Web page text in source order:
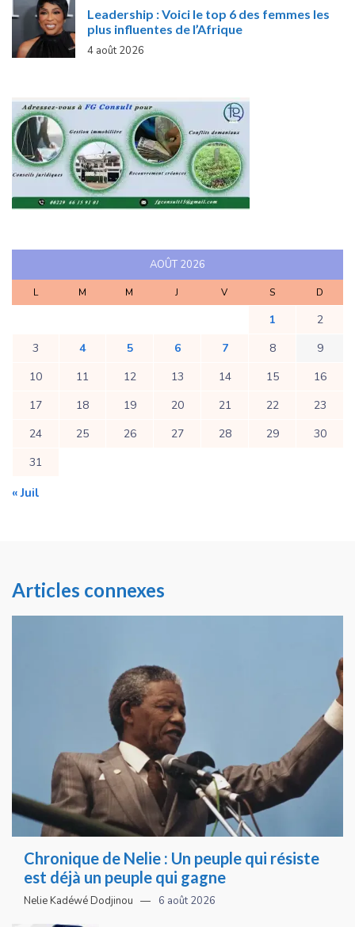
Leadership : Voici le top 6 des femmes les
plus influentes de l’Afrique
4 août 2026
AOÛT 2026
L M M J V S D
1
2
3
4 5 6 7 8
9
10
11 12 13 14 15
16
17
18 19 20 21 22
23
24
25 26 27 28 29
30
31
« Juil
Articles connexes
Chronique de Nelie : Un peuple qui résiste
est déjà un peuple qui gagne
Nelie Kadéwé Dodjinou 6 août 2026